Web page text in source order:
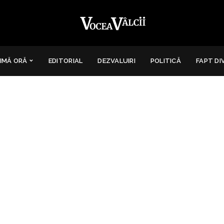
ORĂ EDITORIAL DEZVALUIRI POLITICĂ FAPT